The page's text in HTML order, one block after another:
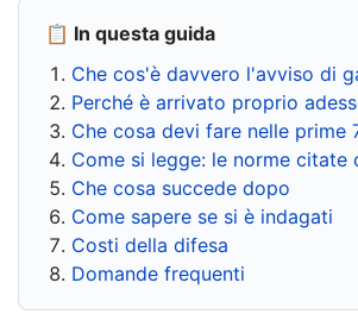
📋 In questa guida
Che cos'è davvero l'avviso di
Perché è arrivato proprio
Che cosa devi fare nelle prime
Come si legge: le norme citate
Che cosa succede dopo
Come sapere se si è indagati
Costi della difesa
Domande frequenti